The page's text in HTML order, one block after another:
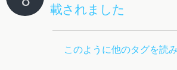
載されました
このように他のタグを読